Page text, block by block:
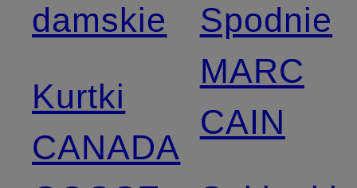
damskie
Kurtki
CANADA
Spodnie
MARC
CAIN